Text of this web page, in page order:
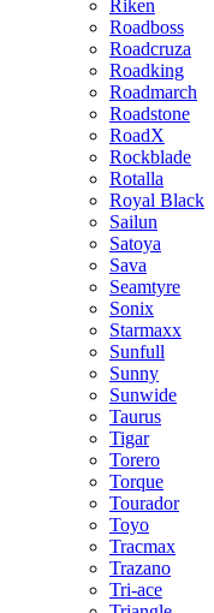
Riken
Roadboss
Roadcruza
Roadking
Roadmarch
Roadstone
RoadX
Rockblade
Rotalla
Royal Black
Sailun
Satoya
Sava
Seamtyre
Sonix
Starmaxx
Sunfull
Sunny
Sunwide
Taurus
Tigar
Torero
Torque
Tourador
Toyo
Tracmax
Trazano
Tri-ace